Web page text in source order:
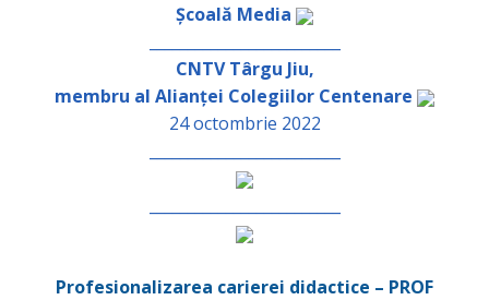
Școală Media
CNTV Târgu Jiu,
membru al Alianței Colegiilor Centenare
24 octombrie 2022
Profesionalizarea carierei didactice – PROF